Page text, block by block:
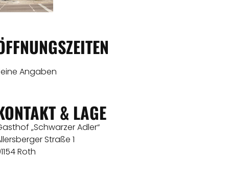
Angaben
& LAGE
„Schwarzer Adler“
Straße 1
Roth